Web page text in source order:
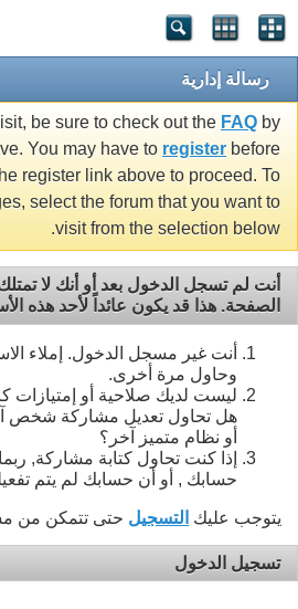
رسالة إدارية
be sure to check out the FAQ by
You may have to register before
register link above to proceed. To
select the forum that you want to
visit from the selection below.
أنت لم تسجل الدخول بعد أو أنك لا
الصفحة. هذا قد يكون عائداً لأحد هذه
أنت غير مسجل الدخول. إملاء
وحاول مرة أخرى.
ليست لديك صلاحية أو إمتيازات
هل تحاول تعديل مشاركة شخص
أو نظام متميز آخر؟
إذا كنت تحاول كتابة مشاركة,
حسابك , أو أن حسابك لم يتم
يتوجب عليك التسجيل حتى تتمكن من
تسجيل الدخول